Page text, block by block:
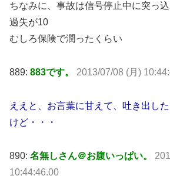
ちなみに、事故は信号停止中に突っ
過失が10
むしろ保険で潤ったくらい
889: 883です。 2013/07/08 (月)
ええと、お言葉に甘えて、吐き出し
けど・・・
890: 名無しさん＠お腹いっぱい。
10:44:46.00